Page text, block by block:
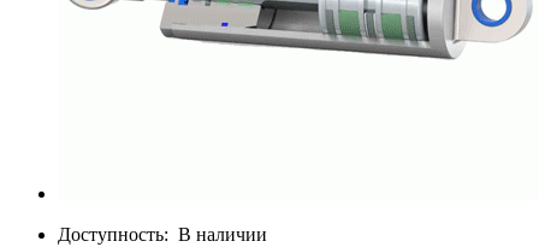
Доступность: В наличии